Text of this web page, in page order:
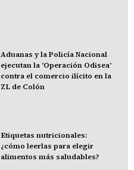
Aduanas y la Policía Nacional
ejecutan la 'Operación Odisea'
contra el comercio ilícito en la
ZL de Colón
Etiquetas nutricionales:
¿cómo leerlas para elegir
alimentos más saludables?